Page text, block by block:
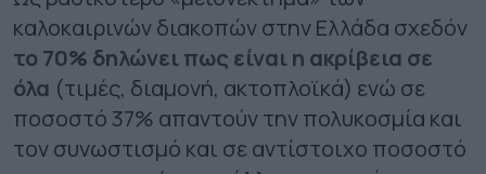
καλοκαιρινών διακοπών στην Ελλάδα σχεδόν
το 70% δηλώνει πως είναι η ακρίβεια σε
όλα (τιμές, διαμονή, ακτοπλοϊκά) ενώ σε
ποσοστό 37% απαντούν την πολυκοσμία και
τον συνωστισμό και σε αντίστοιχο ποσοστό